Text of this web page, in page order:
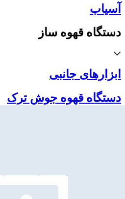
آسیاب
دستگاه قهوه ساز
ابزارهای جانبی
دستگاه قهوه جوش ترک
دستگاه چای و دمنوش ساز